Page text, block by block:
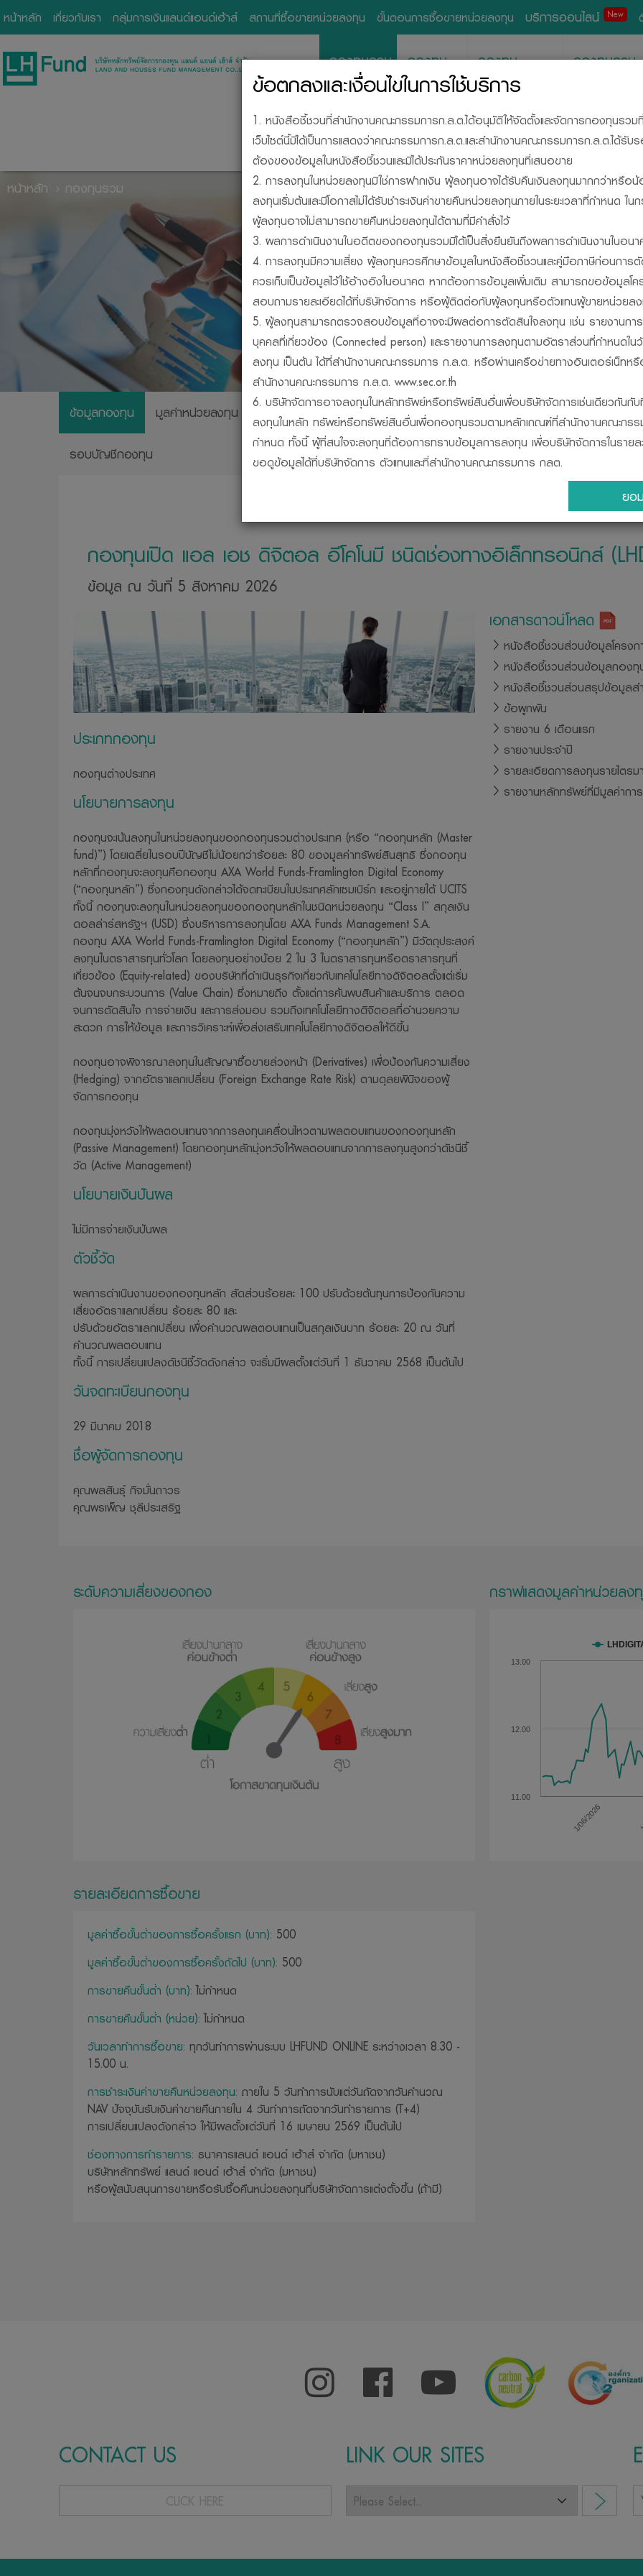
หน้าหลัก เกี่ยวกับเรา กลุ่มการเงินแลนด์แอนด์เฮ้าส์ สถานที่ซื้อขายหน่วยลงทุน ขั้นตอนการซื้อขายหน่วยลงทุน บริการออนไลน์ New
กองทุนรวม กองทุน
ส่วนบุคคล
กองทุน
สำรองเลี้ยงชีพ
กองทุนรวม
BESIDE, YOUR
กองทุนรวม
หน้าหลัก กองทุนรวม
ข้อมูลกองทุน มูลค่าหน่วยลงทุน ผลการดำเนินงาน เปรียบเทียบกองทุน ปฎิทินกองทุน ข้อมูลการจ่ายเ
รอบบัญชีกองทุน
กองทุนเปิด แอล เอช ดิจิตอล อีโคโนมี ชนิดช่องทางอิเล็กทรอนิกส์
ข้อมูล ณ วันที่ 5 สิงหาคม 2026
ประเภทกองทุน
กองทุนต่างประเทศ
นโยบายการลงทุน
กองทุนจะเน้นลงทุนในหน่วยลงทุนของกองทุนรวมต่างประเทศ (หรือ “กองทุนหลัก (Master
fund)”) โดยเฉลี่ยในรอบปีบัญชีไม่น้อยกว่าร้อยละ 80 ของมูลค่าทรัพย์สินสุทธิ ซึ่งกองทุน
หลักที่กองทุนจะลงทุนคือกองทุน AXA World Funds-Framlington Digital Economy
(“กองทุนหลัก”) ซึ่งกองทุนดังกล่าวได้จดทะเบียนในประเทศลักเซมเบิร์ก และอยู่ภายใต้ UCITS
ทั้งนี้ กองทุนจะลงทุนในหน่วยลงทุนของกองทุนหลักในชนิดหน่วยลงทุน “Class I” สกุลเงิน
ดอลล่าร์สหรัฐฯ (USD) ซึ่งบริหารการลงทุนโดย AXA Funds Management S.A.
กองทุน AXA World Funds-Framlington Digital Economy (“กองทุนหลัก”) มีวัตถุประสงค์
ลงทุนในตราสารทุนทั่วโลก โดยลงทุนอย่างน้อย 2 ใน 3 ในตราสารทุนหรือตราสารทุนที่
เกี่ยวข้อง (Equity-related) ของบริษัทที่ดำเนินธุรกิจเกี่ยวกับเทคโนโลยีทางดิจิตอลตั้งแต่เริ่ม
ต้นจนจบกระบวนการ (Value Chain) ซึ่งหมายถึง ตั้งแต่การค้นพบสินค้าและบริการ ตลอด
จนการตัดสินใจ การจ่ายเงิน และการส่งมอบ รวมถึงเทคโนโลยีทางดิจิตอลที่อำนวยความ
สะดวก การให้ข้อมูล และการวิเคราะห์เพื่อส่งเสริมเทคโนโลยีทางดิจิตอลให้ดีขึ้น
กองทุนอาจพิจารณาลงทุนในสัญญาซื้อขายล่วงหน้า (Derivatives) เพื่อป้องกันความเสี่ยง
(Hedging) จากอัตราแลกเปลี่ยน (Foreign Exchange Rate Risk) ตามดุลยพินิจของผู้
จัดการกองทุน
กองทุนมุ่งหวังให้ผลตอบแทนจากการลงทุนเคลื่อนไหวตามผลตอบแทนของกองทุนหลัก
(Passive Management) โดยกองทุนหลักมุ่งหวังให้ผลตอบแทนจากการลงทุนสูงกว่าดัชนีชี้
วัด (Active Management)
นโยบายเงินปันผล
ไม่มีการจ่ายเงินปันผล
ตัวชี้วัด
ผลการดําเนินงานของกองทุนหลัก สัดส่วนร้อยละ 100 ปรับด้วยต้นทุนการป้องกันความ
เสี่ยงอัตราแลกเปลี่ยน ร้อยละ 80 และ
ปรับด้วยอัตราแลกเปลี่ยน เพื่อคำนวณผลตอบแทนเป็นสกุลเงินบาท ร้อยละ 20 ณ วันที่
คำนวณผลตอบแทน
ทั้งนี้ การเปลี่ยนแปลงดัชนีชี้วัดดังกล่าว จะเริ่มมีผลตั้งแต่วันที่ 1 ธันวาคม 2568 เป็นต้นไป
วันจดทะเบียนกองทุน
29 มีนาคม 2018
ชื่อผู้จัดการกองทุน
คุณพลสินธุ์ กิจมั่นถาวร
คุณพรเพ็ญ ชุลีประเสริฐ
เอกสารดาวน์โหลด
หนังสือชี้ชวนส่วนข้อมูลโครงก
หนังสือชี้ชวนส่วนข้อมูลกองทุ
หนังสือชี้ชวนส่วนสรุปข้อมูล
ข้อผูกพัน
รายงาน 6 เดือนแรก
รายงานประจำปี
รายละเอียดการลงทุนรายไตร
รายงานหลักทรัพย์ที่มีมูลค่าก
ระดับความเสี่ยงของกอง กราฟแสดงมูลค่าหน่วยลง
1/06/2026
11.00
12.00
13.00
รายละเอียดการซื้อขาย
มูลค่าซื้อขั้นต่ำของการซื้อครั้งแรก (บาท): 500
มูลค่าซื้อขั้นต่ำของการซื้อครั้งถัดไป (บาท): 500
การขายคืนขั้นต่ำ (บาท):ไม่กำหนด
การขายคืนขั้นต่ำ (หน่วย):ไม่กำหนด
วันเวลาทำการซื้อขาย: ทุกวันทำการผ่านระบบ LHFUND ONLINE ระหว่างเวลา 8.30 -
15.00 น.
การชำระเงินค่าขายคืนหน่วยลงทุน: ภายใน 5 วันทำการนับแต่วันถัดจากวันคำนวณ
NAV ปัจจุบันรับเงินค่าขายคืนภายใน 4 วันทำการถัดจากวันทำรายการ (T+4)
การเปลี่ยนแปลงดังกล่าว ให้มีผลตั้งแต่วันที่ 16 เมษายน 2569 เป็นต้นไป
ช่องทางการทำรายการ: ธนาคารแลนด์ แอนด์ เฮ้าส์ จำกัด (มหาชน)
บริษัทหลักทรัพย์ แลนด์ แอนด์ เฮ้าส์ จำกัด (มหาชน)
หรือผู้สนับสนุนการขายหรือรับซื้อคืนหน่วยลงทุนที่บริษัทจัดการแต่งตั้งขึ้น (ถ้ามี)
CONTACT US
CLICK HERE
LINK OUR SITES
ข้อตกลงและเงื่อนไขในการใช้บริการ
1. หนังสือชี้ชวนที่สำนักงานคณะกรรมการก.ล.ต.ได้อนุมัติให้จัดตั้งและจัดการกองทุนรวม
เว็บไซต์นี้มิได้เป็นการแสดงว่าคณะกรรมการก.ล.ต.และสำนักงานคณะกรรมการก.ล.ต.ได้รั
ต้องของข้อมูลในหนังสือชี้ชวนและมิได้ประกันราคาหน่วยลงทุนที่เสนอขาย
2. การลงทุนในหน่วยลงทุนมิใช่การฝากเงิน ผู้ลงทุนอาจได้รับคืนเงินลงทุนมากกว่าหรือน้
ลงทุนเริ่มต้นและมีโอกาสไม่ได้รับชำระเงินค่าขายคืนหน่วยลงทุนภายในระยะเวลาที่กำหนด ใ
ผู้ลงทุนอาจไม่สามารถขายคืนหน่วยลงทุนได้ตามที่มีคำสั่งไว้
3. ผลการดำเนินงานในอดีตของกองทุนรวมมิได้เป็นสิ่งยืนยันถึงผลการดำเนินงานในอน
4. การลงทุนมีความเสี่ยง ผู้ลงทุนควรศึกษาข้อมูลในหนังสือชี้ชวนและคู่มือภาษีก่อนการตั
ควรเก็บเป็นข้อมูลไว้ใช้อ้างอิงในอนาคต หากต้องการข้อมูลเพิ่มเติม สามารถขอข้อมูลโค
สอบถามรายละเอียดได้ที่บริษัทจัดการ หรือผู้ติดต่อกับผู้ลงทุนหรือตัวแทนผู้ขายหน่วย
5. ผู้ลงทุนสามารถตรวจสอบข้อมูลที่อาจจะมีผลต่อการตัดสินใจลงทุน เช่น รายงานกา
บุคคลที่เกี่ยวข้อง (Connected person) และรายงานการลงทุนตามอัตราส่วนที่กำหนดใน
ลงทุน เป็นต้น ได้ที่สำนักงานคณะกรรมการ ก.ล.ต. หรือผ่านเครือข่ายทางอินเตอร์เน็ทหรื
สำนักงานคณะกรรมการ ก.ล.ต. www.sec.or.th
6. บริษัทจัดการอาจลงทุนในหลักทรัพย์หรือทรัพย์สินอื่นเพื่อบริษัทจัดการเช่นเดียวกันกั
ลงทุนในหลัก ทรัพย์หรือทรัพย์สินอื่นเพื่อกองทุนรวมตามหลักเกณฑ์ที่สำนักงานคณะกร
กำหนด ทั้งนี้ ผู้ที่สนใจจะลงทุนที่ต้องการทราบข้อมูลการลงทุน เพื่อบริษัทจัดการในรายล
ขอดูข้อมูลได้ที่บริษัทจัดการ ตัวแทนและที่สำนักงานคณะกรรมการ กลต.
7. กองทุนรวมเป็นนิติบุคคลแยกต่างหากจากบริษัทจัดการ ดังนั้น บริษัทจัดการจึงไม่มีภา
ชดเชยผลขาดทุนของกองทุนรวม ทั้งนี้ ผลการดำเนินงานของกองทุนรวมไม่ได้ขึ้นอยู่กับ
เงินหรือผลการดำเนินงานของบริษัทจัดการ
8. การวัดผลการดำเนินงานของกองทุนรวม จัดทำขึ้นตามมาตรฐานการวัดผลการดำเ
สมาคมบริษัทจัดการลงทุน
9. ผู้ลงทุนสามารถตรวจดูแนวทางในการใช้สิทธิออกเสียง และดำเนินการใช้สิทธิออกเสีย
10. ผู้ลงทุนควรตรวจสอบให้แน่ใจว่าผู้ขายหน่วยลงทุนเป็นบุคคลที่ ได้รับความเห็นชอบจ
กรรมการ ก.ล.ต. และควรขอดูบัตรประจำตัวของบุคคลดังกล่าวที่สำนักงานคณะกรรมก
ให้ด้วย
11. บริษัทจัดการอนุญาตให้พนักงานลงทุนในหลักทรัพย์เพื่อตนเองได้โดยจะ ต้องปฏิบัติ
และประกาศต่างๆ ที่สมาคมบริษัทจัดการลงทุนกำหนด และจะต้องเปิดเผยการลงทุนดังกล่
ทราบเพื่อที่บริษัทจัดการ จะสามารถกำกับและดูแลการซื้อขายหลักทรัพย์ของพนักงานได้
12. บริษัทจัดการขอสงวนสิทธิ์ในข้อมูล เอกสาร ที่ปรากฏบนเว็บไซด์นี้ โดยห้ามมิให้ผู้ใดเ
ดัดแปลง ลอกเลียนแบบ เผยแพร่ อ้างอิง ไม่ว่าทั้งหมดหรือบางส่วน หรือใช้วิธีการใดก็ตา
13. บริษัทจัดการและผู้บริหาร รวมถึงพนักงานเจ้าหน้าที่ของบริษัทจัดการ ขอสงวนสิทธิ์
มาจากการเข้ามาใช้เว็บไซด์นี้
14. บริษัทขอสงวนสิทธิ์ในการแก้ไข ปรับปรุง หรือเปลี่ยนแปลงข้อมูลใดๆ ใน website แห่ง
ต้องแจ้งให้ทราบล่วงหน้าแต่อย่างใด
15. บริษัทจัดการตระหนักถึงความสำคัญของข้อมูลส่วนบุคคลของท่าน จะมุ่งมั่นรักษาคว
ความปลอดภัยของข้อมูลส่วนบุคคลของท่านไว้เป็นอย่างดี เพื่อให้มั่นใจได้ว่าข้อมูลดังกล่า
รวบรวม ใช้หรือเปิดเผยอย่างถูกต้องตามกฏหมาย ท่านสามารถอ่านนโยบายคุ้มครองข้
ได้ที่เว็บไซต์https://www.lhfund.co.th/Home/PrivacyNotice
ยอ